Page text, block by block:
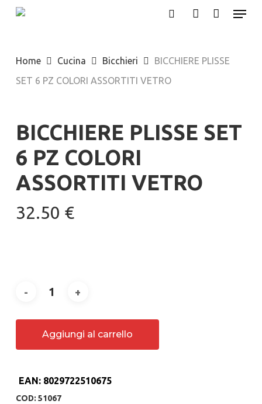
Skip
content
Menu
Home Cucina Bicchieri
BICCHIERE PLISSE
SET 6 PZ COLORI ASSORTITI VETRO
BICCHIERE PLISSE SET
6 PZ COLORI
ASSORTITI VETRO
32.50 €
Aggiungi al carrello
EAN: 8029722510675
COD: 51067